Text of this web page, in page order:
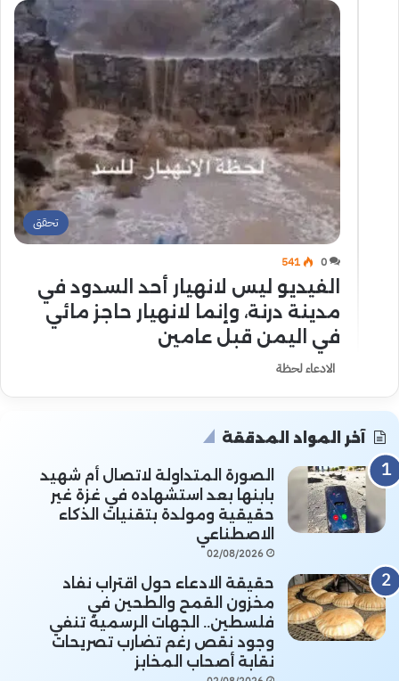
تحقق
0
541
الفيديو ليس لانهيار أحد السدود في
مدينة درنة، وإنما لانهيار حاجز مائي
في اليمن قبل عامين
الادعاء لحظة
آخر المواد المدققة
الصورة المتداولة لاتصال أم شهيد
بابنها بعد استشهاده في غزة غير
حقيقية ومولدة بتقنيات الذكاء
الاصطناعي
02/08/2026
حقيقة الادعاء حول اقتراب نفاد
مخزون القمح والطحين في
فلسطين.. الجهات الرسمية تنفي
وجود نقص رغم تضارب تصريحات
نقابة أصحاب المخابز